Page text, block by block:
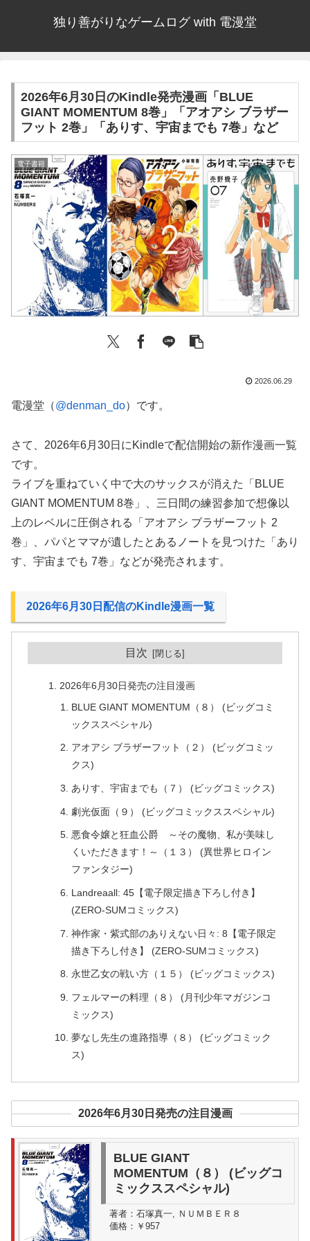
独り善がりなゲームログ with 電漫堂
2026年6月30日のKindle発売漫画「BLUE
GIANT MOMENTUM 8巻」「アオアシ ブラザー
フット 2巻」「ありす、宇宙までも 7巻」など
電子書籍
2026.06.29
電漫堂（@denman_do）です。
さて、2026年6月30日にKindleで配信開始の新作漫画一覧
です。
ライブを重ねていく中で大のサックスが消えた「BLUE
GIANT MOMENTUM 8巻」、三日間の練習参加で想像以
上のレベルに圧倒される「アオアシ ブラザーフット 2
巻」、パパとママが遺したとあるノートを見つけた「あり
す、宇宙までも 7巻」などが発売されます。
2026年6月30日配信のKindle漫画一覧
目次
2026年6月30日発売の注目漫画
BLUE GIANT MOMENTUM（８） (ビッグコミ
ックススペシャル)
アオアシ ブラザーフット（２） (ビッグコミッ
クス)
ありす、宇宙までも（７） (ビッグコミックス)
劇光仮面（９） (ビッグコミックススペシャル)
悪食令嬢と狂血公爵 ～その魔物、私が美味し
くいただきます！～（１３） (異世界ヒロイン
ファンタジー)
Landreaall: 45【電子限定描き下ろし付き】
(ZERO-SUMコミックス)
神作家・紫式部のありえない日々: 8【電子限定
描き下ろし付き】 (ZERO-SUMコミックス)
永世乙女の戦い方（１５） (ビッグコミックス)
フェルマーの料理（８） (月刊少年マガジンコ
ミックス)
夢なし先生の進路指導（８） (ビッグコミック
ス)
2026年6月30日発売の注目漫画
BLUE GIANT
MOMENTUM（８） (ビッグコ
ミックススペシャル)
著者： 石塚真一, ＮＵＭＢＥＲ８
価格： ￥957